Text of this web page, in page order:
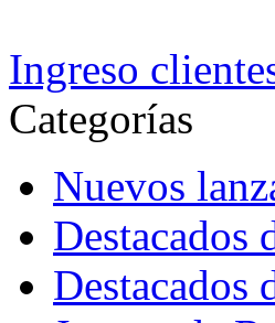
Ingreso
Categorías
Nuevos
Destacados
Destacados